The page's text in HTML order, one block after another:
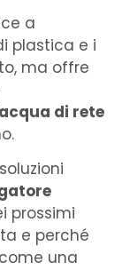
a
plastica e i
ma offre
di rete
prossimi
e perché
una